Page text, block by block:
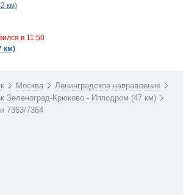
км)
в 11:50
км)
Москва
Ленинградское направление
Зеленоград-Крюково - Ипподром (47 км)
7363/7364